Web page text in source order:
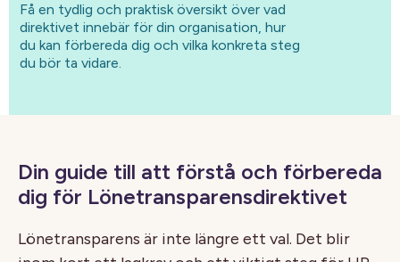
Få en tydlig och praktisk översikt över vad
direktivet innebär för din organisation, hur
du kan förbereda dig och vilka konkreta steg
du bör ta vidare.
Din guide till att förstå och förbereda
dig för Lönetransparensdirektivet
Lönetransparens är inte längre ett val. Det blir